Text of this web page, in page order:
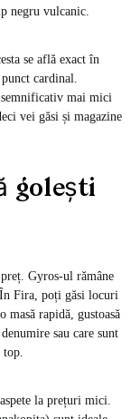
negru vulcanic.
se află exact în
cardinal.
mai mici
vei găsi și magazine
golești
Gyros-ul rămâne
Fira, poți găsi locuri
masă rapidă, gustoasă
sau care sunt
top.
la prețuri mici.